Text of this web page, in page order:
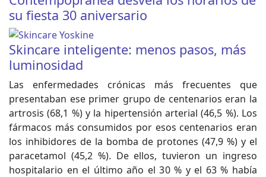
su fiesta 30 aniversario
Skincare inteligente: menos pasos, más
luminosidad
Las enfermedades crónicas más frecuentes que
presentaban ese primer grupo de centenarios eran la
artrosis (68,1 %) y la hipertensión arterial (46,5 %). Los
fármacos más consumidos por esos centenarios eran
los inhibidores de la bomba de protones (47,9 %) y el
paracetamol (45,2 %). De ellos, tuvieron un ingreso
hospitalario en el último año el 30 % y el 63 % había